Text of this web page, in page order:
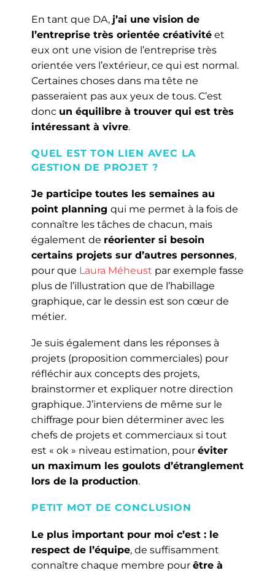
En tant que DA, j’ai une vision de
l’entreprise très orientée créativité et
eux ont une vision de l’entreprise très
orientée vers l’extérieur, ce qui est normal.
Certaines choses dans ma tête ne
passeraient pas aux yeux de tous. C’est
donc un équilibre à trouver qui est très
intéressant à vivre.
QUEL EST TON LIEN AVEC LA
GESTION DE PROJET ?
Je participe toutes les semaines au
point planning qui me permet à la fois de
connaître les tâches de chacun, mais
également de réorienter si besoin
certains projets sur d’autres personnes,
pour que Laura Méheust par exemple fasse
plus de l’illustration que de l’habillage
graphique, car le dessin est son cœur de
métier.
Je suis également dans les réponses à
projets (proposition commerciales) pour
réfléchir aux concepts des projets,
brainstormer et expliquer notre direction
graphique. J’interviens de même sur le
chiffrage pour bien déterminer avec les
chefs de projets et commerciaux si tout
est « ok » niveau estimation, pour éviter
un maximum les goulots d’étranglement
lors de la production.
PETIT MOT DE CONCLUSION
Le plus important pour moi c’est : le
respect de l’équipe, de suffisamment
connaître chaque membre pour être à